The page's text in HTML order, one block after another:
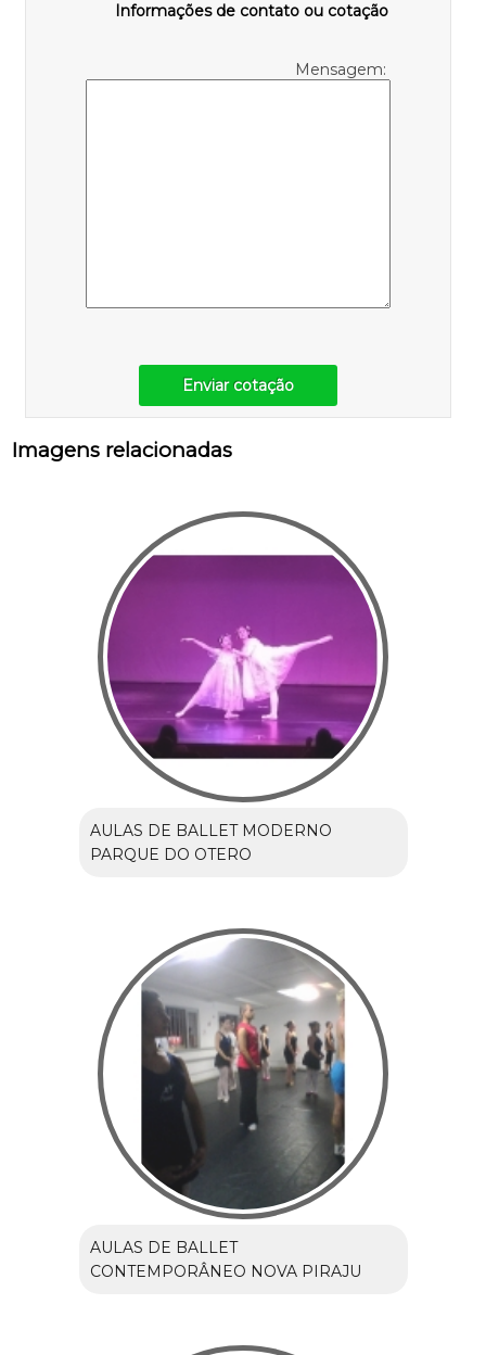
Informações de contato ou cotação
Mensagem:
Enviar cotação
Imagens relacionadas
AULAS DE BALLET MODERNO
PARQUE DO OTERO
AULAS DE BALLET
CONTEMPORÂNEO NOVA PIRAJU